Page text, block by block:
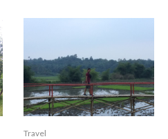
Travel